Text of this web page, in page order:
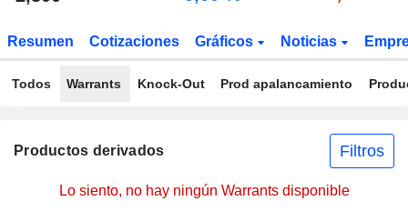
Resumen Cotizaciones Gráficos Noticias
Todos Warrants Knock-Out Prod apalancamiento
Productos derivados Filtros
Lo siento, no hay ningún Warrants disponible